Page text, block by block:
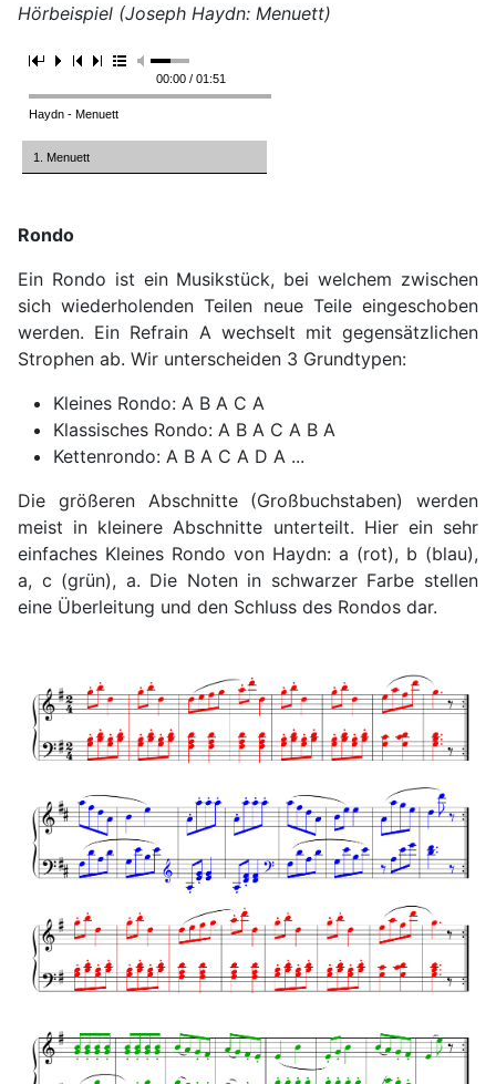
Hörbeispiel (Joseph Haydn: Menuett)
00:00 / 01:51
Haydn - Menuett
1. Menuett
Rondo
Ein Rondo ist ein Musikstück, bei welchem zwi­schen
sich wiederholenden Teilen neue Teile eingeschoben
werden. Ein Refrain A wechselt mit gegensätzlichen
Strophen ab. Wir unterscheiden 3 Grundtypen:
Kleines Rondo: A B A C A
Klassisches Rondo: A B A C A B A
Kettenrondo: A B A C A D A ...
Die größeren Abschnitte (Großbuchstaben) werden
meist in kleinere Abschnitte unterteilt. Hier ein sehr
einfaches Kleines Rondo von Haydn: a (rot), b (blau),
a, c (grün), a. Die Noten in schwarzer Farbe stellen
eine Überleitung und den Schluss des Rondos dar.